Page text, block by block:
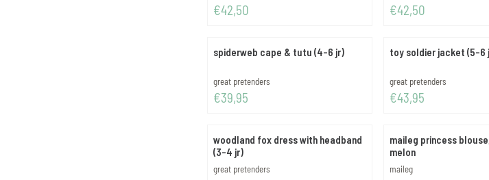
Prijs: 42,50
€42,50 Prijs: 42,50
€42,50
spiderweb cape & tutu (4-6 jr)
Merk:
great pretenders
Prijs: 39,95
€39,95
toy soldier jacket (5-6
Merk:
great pretenders
Prijs: 43,95
€43,95
woodland fox dress with headband
(3-4 jr)
Merk:
great pretenders
maileg princess
melon
Merk:
maileg